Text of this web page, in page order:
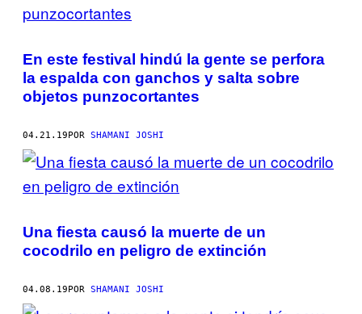
En este festival hindú la gente se perfora
la espalda con ganchos y salta sobre
objetos punzocortantes
04.21.19POR SHAMANI JOSHI
Una fiesta causó la muerte de un
cocodrilo en peligro de extinción
04.08.19POR SHAMANI JOSHI